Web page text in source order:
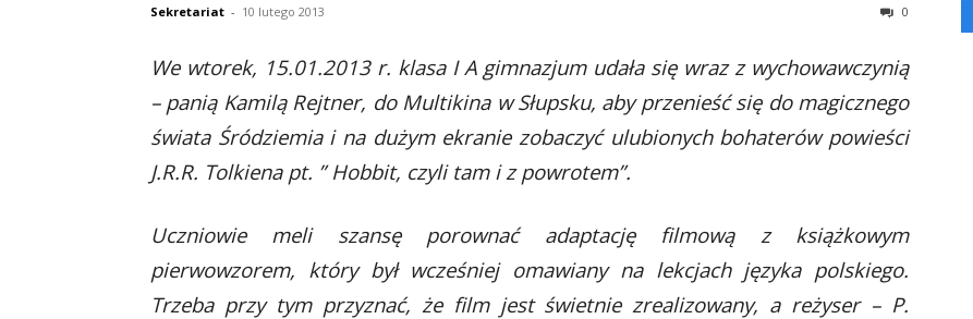
Sekretariat - 10 lutego 2013 0
We wtorek, 15.01.2013 r. klasa I A gimnazjum udała się wraz z wychowawczynią
– panią Kamilą Rejtner, do Multikina w Słupsku, aby przenieść się do magicznego
świata Śródziemia i na dużym ekranie zobaczyć ulubionych bohaterów powieści
J.R.R. Tolkiena pt. ” Hobbit, czyli tam i z powrotem”.
Uczniowie meli szansę porownać adaptację filmową z książkowym
pierwowzorem, który był wcześniej omawiany na lekcjach języka polskiego.
Trzeba przy tym przyznać, że film jest świetnie zrealizowany, a reżyser – P.